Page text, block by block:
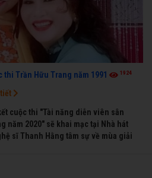
Trần Hữu Trang năm 1991 1924
cuộc thi "Tài năng diễn viên sân
năm 2020" sẽ khai mạc tại Nhà hát
sĩ Thanh Hằng tâm sự về mùa giải